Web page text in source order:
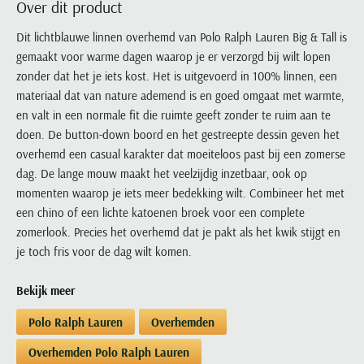
Portofino
Profuomo
R2
Seidensticker
State of Art
Tommy Hilfiger
Vanguard
Xacus
Populaire kleuren
Wit overhemd heren
Groen overhemd heren
PME Legend
Polo Ralph Lauren
Portofino
Profuomo
State of Art
Superdry
Tommy Hilfiger
Vanguard
Grote maten
Grote maten poloshirts
Grote maten herenmode
Populaire kleuren
Witte polo heren
Polo Ralph Lauren
PME Legend
Portofino
Profuomo
State of Art
Superdry
Thomas Maine
Tommy Hilfiger
Vanguard
William Lockie
Populaire materialen
Katoenen trui
Lamswollen trui
Merino wol trui
Pierre Cardin
PME Legend
Polo Ralph Lauren
Portofino
Replay
Tommy Hilfiger
Tramarossa
Vanguard
Deals
2e broek voor de helft
Populaire merk lijnen
Meyer Chicago
Meyer Diego
PME Legend
Polo Ralph Lauren
Portofino
Reset
State of Art
Superdry
Tenson
Tommy Hilfiger
UBR
Vanguard
Wellington of Billmore
Grote maten
Grote maten jassen
Grote maten winterjassen
Tussenjassen
Bodywarmers
New Zealand
Olymp
Paul & Shark
Polo Ralph Lauren
PME Legend
Profuomo
R2
State of Art
Superdry
Tenson
Tramarossa
Vanguard
Alle merken sale
Lacoste
Ledub
Lyle & Scott
Mac
Maerz
Magnanni
Mason's
Mc Alson
Meyer
New Zealand
North 84
Olymp
Over dit product
Dit lichtblauwe linnen overhemd van Polo Ralph Lauren Big & Tall is
gemaakt voor warme dagen waarop je er verzorgd bij wilt lopen
zonder dat het je iets kost. Het is uitgevoerd in 100% linnen, een
materiaal dat van nature ademend is en goed omgaat met warmte,
en valt in een normale fit die ruimte geeft zonder te ruim aan te
doen. De button-down boord en het gestreepte dessin geven het
overhemd een casual karakter dat moeiteloos past bij een zomerse
dag. De lange mouw maakt het veelzijdig inzetbaar, ook op
momenten waarop je iets meer bedekking wilt. Combineer het met
een chino of een lichte katoenen broek voor een complete
zomerlook. Precies het overhemd dat je pakt als het kwik stijgt en
je toch fris voor de dag wilt komen.
Bekijk meer
Polo Ralph Lauren
Overhemden
Overhemden Polo Ralph Lauren